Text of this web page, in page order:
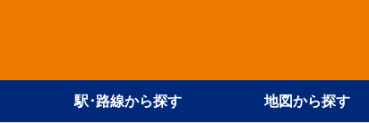
駅･路線から探す 地図から探す